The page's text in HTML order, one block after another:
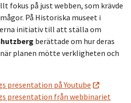
fokus på just webben, som krävde
På Historiska museet i
initiativ till att ställa om
berättade om hur deras
planen mötte verkligheten och
presentation på Youtube
presentation från webbinariet